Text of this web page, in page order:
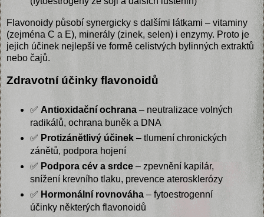
Flavonoidy působí synergicky s dalšími látkami – vitaminy
(zejména C a E), minerály (zinek, selen) i enzymy. Proto je
jejich účinek nejlepší ve formě celistvých bylinných extraktů
nebo čajů.
Zdravotní účinky flavonoidů
✅ Antioxidační ochrana– neutralizace volných
radikálů, ochrana buněk a DNA
✅ Protizánětlivý účinek– tlumení chronických
zánětů, podpora hojení
✅ Podpora cév a srdce– zpevnění kapilár,
snížení krevního tlaku, prevence aterosklerózy
✅ Hormonální rovnováha– fytoestrogenní
účinky některých flavonoidů